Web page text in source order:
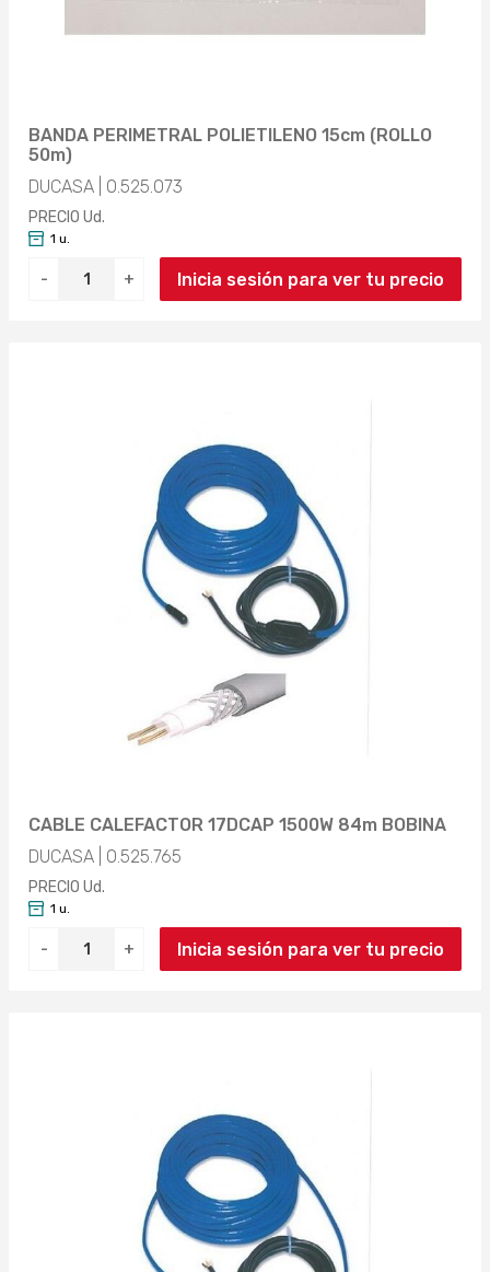
BANDA PERIMETRAL POLIETILENO 15cm (ROLLO
50m)
DUCASA | 0.525.073
PRECIO Ud.
- +
1 u.
Inicia sesión para ver tu precio
CABLE CALEFACTOR 17DCAP 1500W 84m BOBINA
DUCASA | 0.525.765
PRECIO Ud.
- +
1 u.
Inicia sesión para ver tu precio